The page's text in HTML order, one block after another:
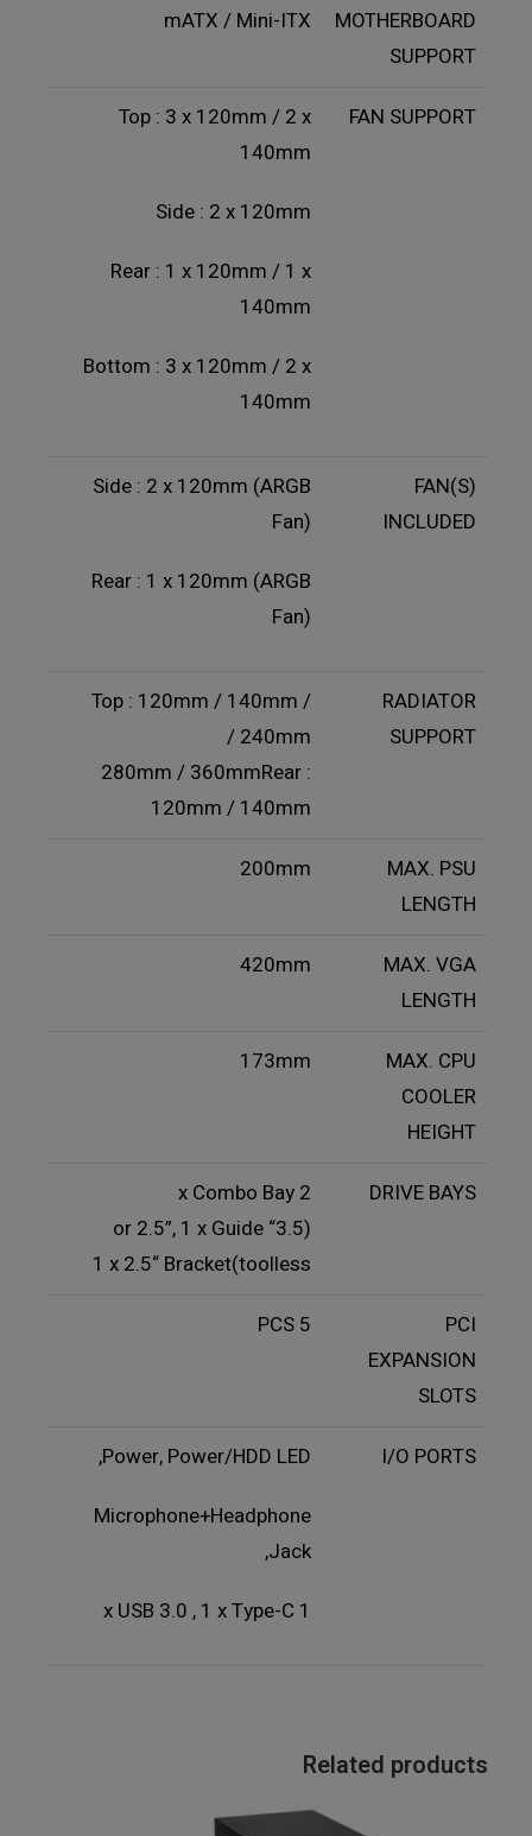
MOTHERBOARD
SUPPORT
mATX / Mini-ITX
FAN SUPPORT
Top : 3 x 120mm / 2 x
140mm
Side : 2 x 120mm
Rear : 1 x 120mm / 1 x
140mm
Bottom : 3 x 120mm / 2 x
140mm
FAN(S)
INCLUDED
Side : 2 x 120mm (ARGB
Fan)
Rear : 1 x 120mm (ARGB
Fan)
RADIATOR
SUPPORT
Top : 120mm / 140mm /
240mm /
280mm / 360mmRear :
120mm / 140mm
MAX. PSU
LENGTH
200mm
MAX. VGA
LENGTH
420mm
MAX. CPU
COOLER
HEIGHT
173mm
DRIVE BAYS
2 x Combo Bay
(3.5“ or 2.5”, 1 x Guide
toolless)1 x 2.5“ Bracket
PCI
EXPANSION
SLOTS
5 PCS
I/O PORTS
Power, Power/HDD LED,
Microphone+Headphone
Jack,
1 x USB 3.0 , 1 x Type-C
Related products